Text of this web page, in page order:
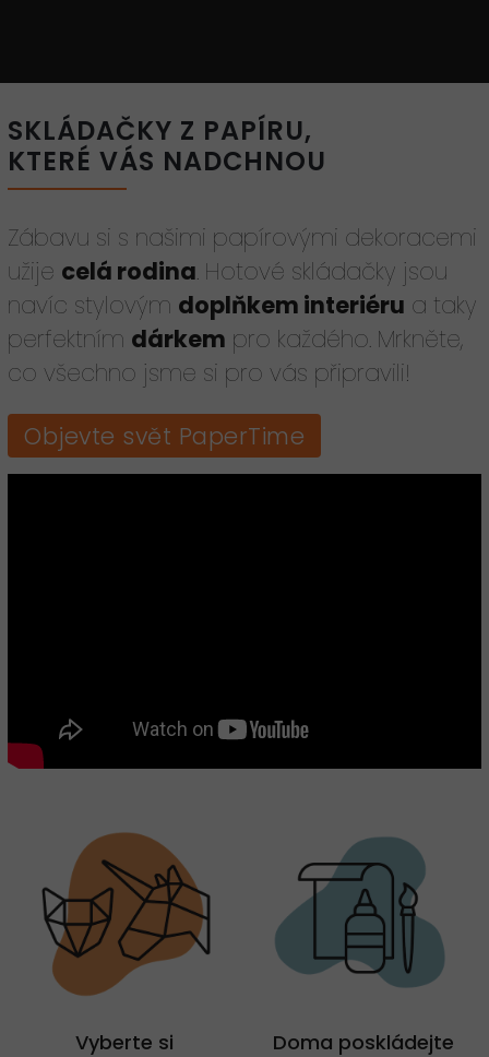
SKLÁDAČKY Z PAPÍRU,
KTERÉ VÁS NADCHNOU
Zábavu si s našimi papírovými dekoracemi
užije celá rodina. Hotové skládačky jsou
navíc stylovým doplňkem interiéru a taky
perfektním dárkem pro každého. Mrkněte,
co všechno jsme si pro vás připravili!
Objevte svět PaperTime
Vyberte si Doma poskládejte